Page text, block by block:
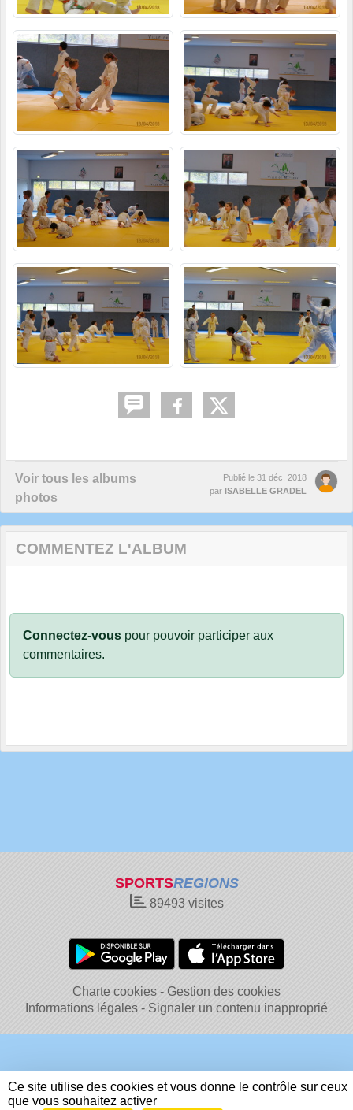
Voir tous les albums
photos
Publié le 31 déc. 2018
par ISABELLE GRADEL
COMMENTEZ L'ALBUM
Connectez-vous pour pouvoir participer aux
commentaires.
SPORTSREGIONS
89493visites
Charte cookies
Gestion des cookies
Informations légales
Signaler un contenu inapproprié
Ce site utilise des cookies et vous donne le contrôle sur ceux
que vous souhaitez activer